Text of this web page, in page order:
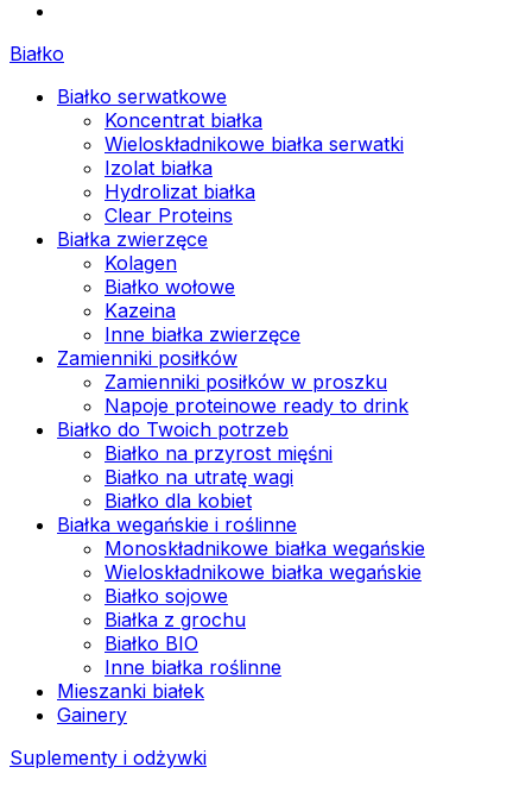
Białko
Białko serwatkowe
Koncentrat białka
Wieloskładnikowe białka serwatki
Izolat białka
Hydrolizat białka
Clear Proteins
Białka zwierzęce
Kolagen
Białko wołowe
Kazeina
Inne białka zwierzęce
Zamienniki posiłków
Zamienniki posiłków w proszku
Napoje proteinowe ready to drink
Białko do Twoich potrzeb
Białko na przyrost mięśni
Białko na utratę wagi
Białko dla kobiet
Białka wegańskie i roślinne
Monoskładnikowe białka wegańskie
Wieloskładnikowe białka wegańskie
Białko sojowe
Białka z grochu
Białko BIO
Inne białka roślinne
Mieszanki białek
Gainery
Suplementy i odżywki